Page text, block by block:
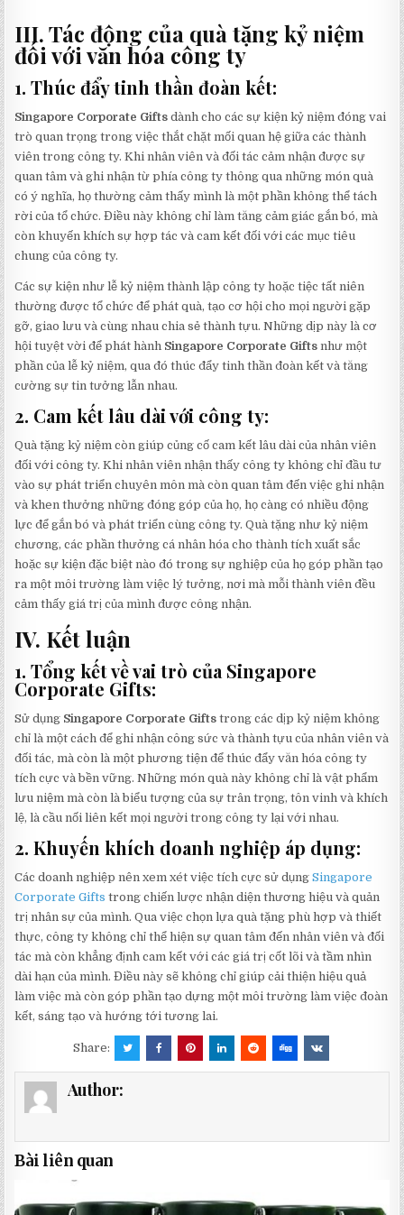
III. Tác động của quà tặng kỷ niệm
đối với văn hóa công ty
1. Thúc đẩy tinh thần đoàn kết:
Singapore Corporate Gifts dành cho các sự kiện kỷ niệm đóng vai
trò quan trọng trong việc thắt chặt mối quan hệ giữa các thành
viên trong công ty. Khi nhân viên và đối tác cảm nhận được sự
quan tâm và ghi nhận từ phía công ty thông qua những món quà
có ý nghĩa, họ thường cảm thấy mình là một phần không thể tách
rời của tổ chức. Điều này không chỉ làm tăng cảm giác gắn bó, mà
còn khuyến khích sự hợp tác và cam kết đối với các mục tiêu
chung của công ty.
Các sự kiện như lễ kỷ niệm thành lập công ty hoặc tiệc tất niên
thường được tổ chức để phát quà, tạo cơ hội cho mọi người gặp
gỡ, giao lưu và cùng nhau chia sẻ thành tựu. Những dịp này là cơ
hội tuyệt vời để phát hành Singapore Corporate Gifts như một
phần của lễ kỷ niệm, qua đó thúc đẩy tinh thần đoàn kết và tăng
cường sự tin tưởng lẫn nhau.
2. Cam kết lâu dài với công ty:
Quà tặng kỷ niệm còn giúp củng cố cam kết lâu dài của nhân viên
đối với công ty. Khi nhân viên nhận thấy công ty không chỉ đầu tư
vào sự phát triển chuyên môn mà còn quan tâm đến việc ghi nhận
và khen thưởng những đóng góp của họ, họ càng có nhiều động
lực để gắn bó và phát triển cùng công ty. Quà tặng như kỷ niệm
chương, các phần thưởng cá nhân hóa cho thành tích xuất sắc
hoặc sự kiện đặc biệt nào đó trong sự nghiệp của họ góp phần tạo
ra một môi trường làm việc lý tưởng, nơi mà mỗi thành viên đều
cảm thấy giá trị của mình được công nhận.
IV. Kết luận
1. Tổng kết về vai trò của Singapore
Corporate Gifts:
Sử dụng Singapore Corporate Gifts trong các dịp kỷ niệm không
chỉ là một cách để ghi nhận công sức và thành tựu của nhân viên và
đối tác, mà còn là một phương tiện để thúc đẩy văn hóa công ty
tích cực và bền vững. Những món quà này không chỉ là vật phẩm
lưu niệm mà còn là biểu tượng của sự trân trọng, tôn vinh và khích
lệ, là cầu nối liên kết mọi người trong công ty lại với nhau.
2. Khuyến khích doanh nghiệp áp dụng:
Các doanh nghiệp nên xem xét việc tích cực sử dụngSingapore
Corporate Gifts trong chiến lược nhận diện thương hiệu và quản
trị nhân sự của mình. Qua việc chọn lựa quà tặng phù hợp và thiết
thực, công ty không chỉ thể hiện sự quan tâm đến nhân viên và đối
tác mà còn khẳng định cam kết với các giá trị cốt lõi và tầm nhìn
dài hạn của mình. Điều này sẽ không chỉ giúp cải thiện hiệu quả
làm việc mà còn góp phần tạo dựng một môi trường làm việc đoàn
kết, sáng tạo và hướng tới tương lai.
Share:
Author:
Bài liên quan